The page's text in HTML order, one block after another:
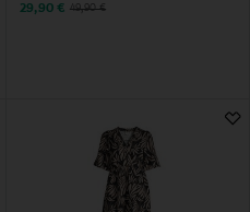
Discounted Price
29,90 € Original Price
49,90 €